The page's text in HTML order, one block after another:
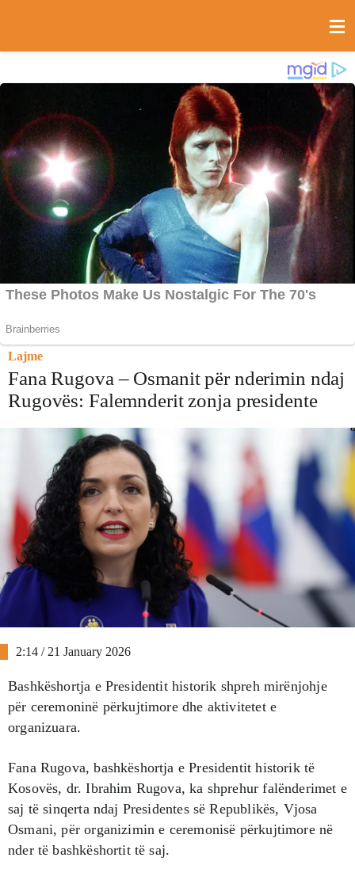
Lajme
Fana Rugova – Osmanit për nderimin ndaj
Rugovës: Falemnderit zonja presidente
2:14 / 21 January 2026
Bashkëshortja e Presidentit historik shpreh mirënjohje
për ceremoninë përkujtimore dhe aktivitetet e
organizuara.
Fana Rugova, bashkëshortja e Presidentit historik të
Kosovës, dr. Ibrahim Rugova, ka shprehur falënderimet e
saj të sinqerta ndaj Presidentes së Republikës, Vjosa
Osmani, për organizimin e ceremonisë përkujtimore në
nder të bashkëshortit të saj.